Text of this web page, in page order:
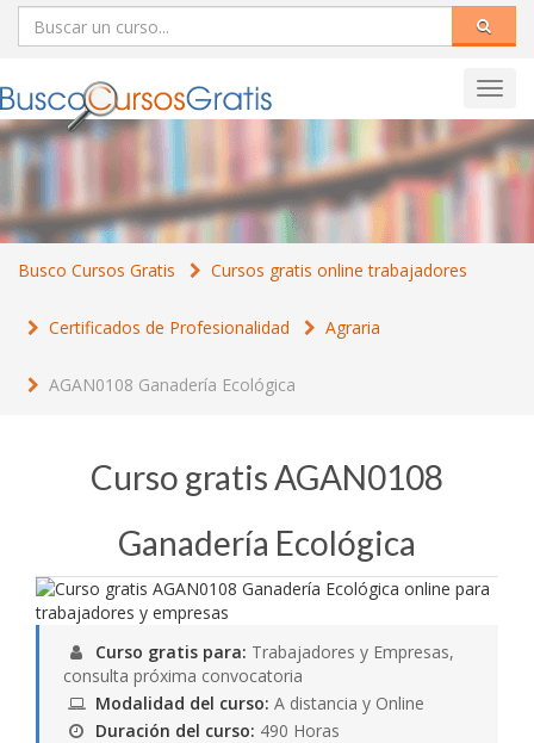
Busco Cursos Gratis Cursos gratis online trabajadores
Certificados de Profesionalidad Agraria
AGAN0108 Ganadería Ecológica
Curso gratis AGAN0108
Ganadería Ecológica
Curso gratis para: Trabajadores y Empresas,
consulta próxima convocatoria
Modalidad del curso: A distancia y Online
Duración del curso: 490 Horas